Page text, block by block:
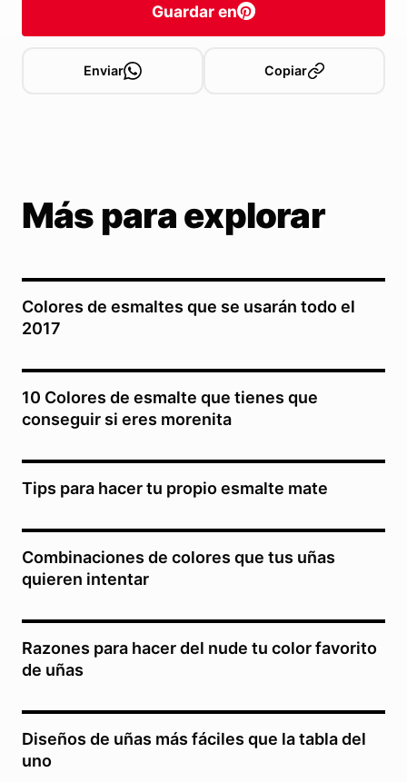
Guardar en
Enviar Copiar
Más para explorar
Colores de esmaltes que se usarán todo el
2017
10 Colores de esmalte que tienes que
conseguir si eres morenita
Tips para hacer tu propio esmalte mate
Combinaciones de colores que tus uñas
quieren intentar
Razones para hacer del nude tu color favorito
de uñas
Diseños de uñas más fáciles que la tabla del
uno